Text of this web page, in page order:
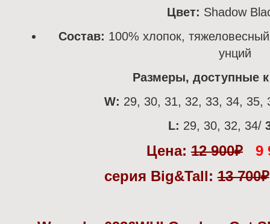
Цвет: Shadow
Состав: 100% хлопок,
унций
Размеры, доступные к
W: 29, 30, 31, 32, 33, 34, 35,
L: 29, 30, 32, 34/
Цена: 12 900₽
9
серия Big&Tall:13 700₽